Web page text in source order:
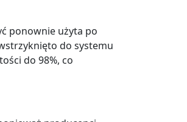
ponownie użyta po
do systemu
do 98%, co